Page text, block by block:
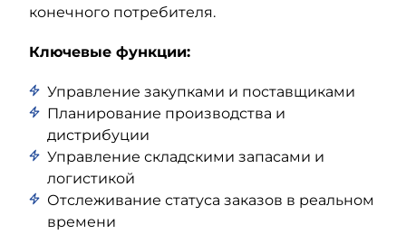
конечного потребителя.
Ключевые функции:
Управление закупками и поставщиками
Планирование производства и
дистрибуции
Управление складскими запасами и
логистикой
Отслеживание статуса заказов в реальном
времени